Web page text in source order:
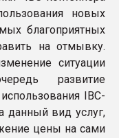
новых
благоприятных
на отмывку.
ситуации
развитие
IBC-
данный вид услуг,
цены на сами